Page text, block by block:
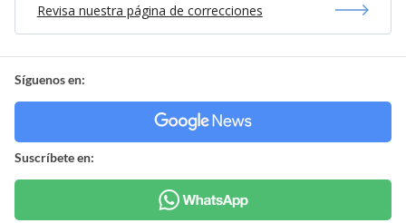
Revisa nuestra página de correcciones
Síguenos en:
Suscríbete en: